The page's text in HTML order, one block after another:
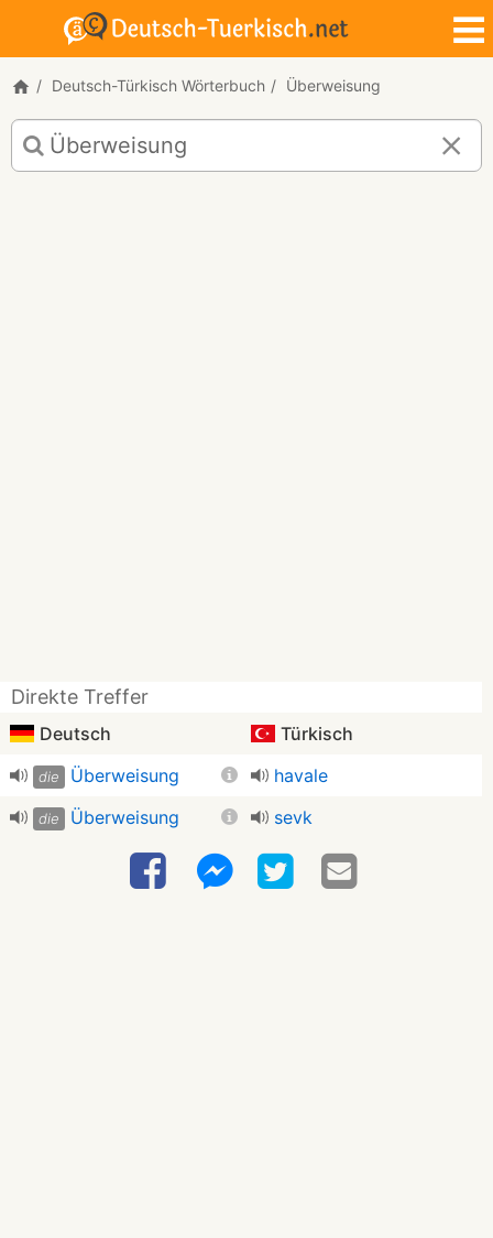
Deutsch-Türkisch Wörterbuch Überweisung
Deutsch-
Türkisch
Übersetzung
Direkte Treffer
Deutsch Türkisch
die Überweisung havale
die Überweisung sevk